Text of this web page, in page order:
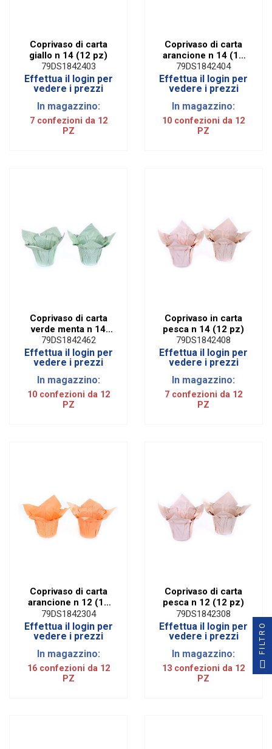
Coprivaso di carta
giallo n 14 (12 pz)
79DS1842403
Effettua il login per
vedere i prezzi
In magazzino:
7 confezioni da 12
PZ
Coprivaso di carta
arancione n 14 (12
pz)
79DS1842404
Effettua il login per
vedere i prezzi
In magazzino:
10 confezioni da 12
PZ
Coprivaso di carta
verde menta n 14
(12 pz)
79DS1842462
Effettua il login per
vedere i prezzi
In magazzino:
10 confezioni da 12
PZ
Coprivaso in carta
pesca n 14 (12 pz)
79DS1842408
Effettua il login per
vedere i prezzi
In magazzino:
7 confezioni da 12
PZ
Coprivaso di carta
arancione n 12 (12
pz)
79DS1842304
Effettua il login per
vedere i prezzi
In magazzino:
16 confezioni da 12
PZ
Coprivaso di carta
pesca n 12 (12 pz)
79DS1842308
Effettua il login per
vedere i prezzi
In magazzino:
13 confezioni da 12
PZ
FILTRO